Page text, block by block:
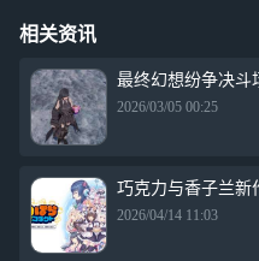
相关资讯
最终幻想纷争决斗
2026/03/05 00:25
巧克力与香子兰新
2026/04/14 11:03